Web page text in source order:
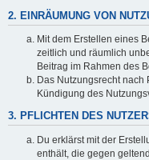
2. EINRÄUMUNG VON
Mit dem Erstellen eines
zeitlich und räumlich
Beitrag im Rahmen des
Das Nutzungsrecht nach
Kündigung des
3. PFLICHTEN DES
Du erklärst mit der
enthält, die gegen